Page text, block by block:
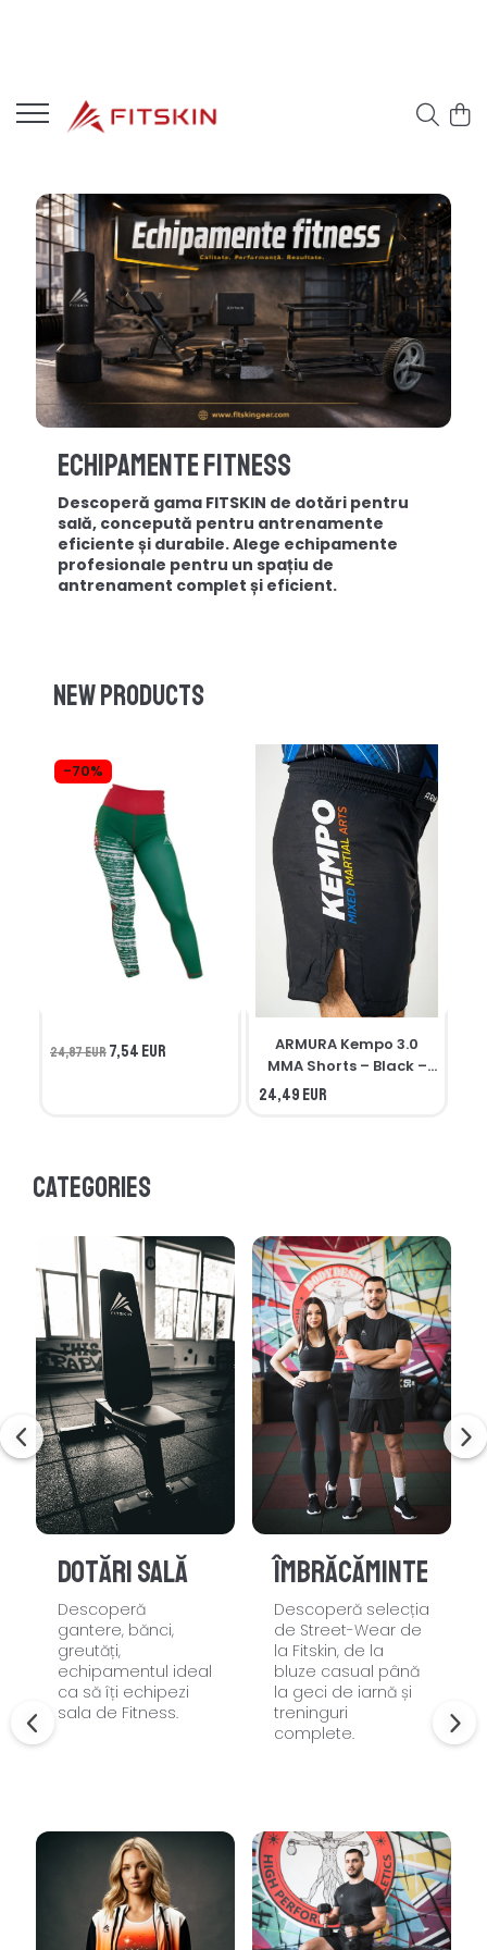
Echipamente Fitness
Descoperă gama FITSKIN de dotări pentru
sală, concepută pentru antrenamente
eficiente și durabile. Alege echipamente
profesionale pentru un spațiu de
antrenament complet și eficient.
New products
-70%
24,87 EUR7,54 EUR
ARMURA Kempo 3.0
MMA Shorts – Black –
Seniors
24,49 EUR
Categories
Dotări sală
Descoperă
gantere, bănci,
greutăți,
echipamentul ideal
ca să îți echipezi
sala de Fitness.
Îmbrăcăminte
Descoperă selecția
de Street-Wear de
la Fitskin, de la
bluze casual până
la geci de iarnă și
treninguri
complete.